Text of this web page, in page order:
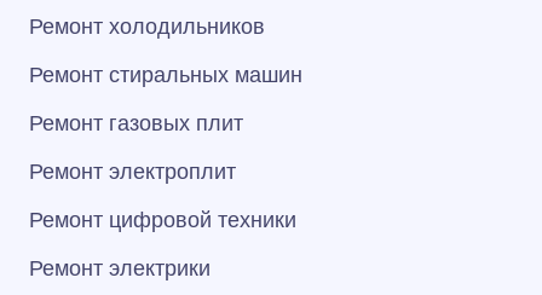
Ремонт холодильников
Ремонт стиральных машин
Ремонт газовых плит
Ремонт электроплит
Ремонт цифровой техники
Ремонт электрики